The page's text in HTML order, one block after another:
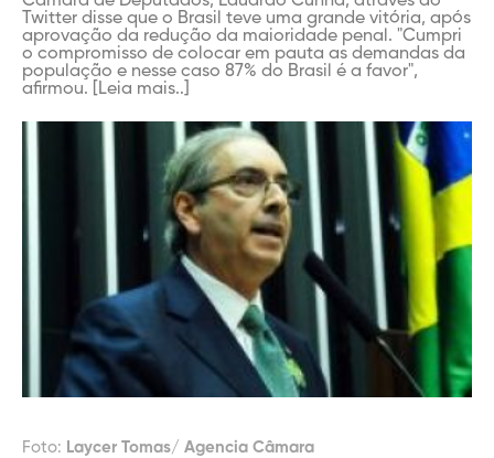
Twitter disse que o Brasil teve uma grande vitória, após
aprovação da redução da maioridade penal. "Cumpri
o compromisso de colocar em pauta as demandas da
população e nesse caso 87% do Brasil é a favor",
afirmou. [Leia mais..]
Foto: Laycer Tomas/ Agencia Câmara